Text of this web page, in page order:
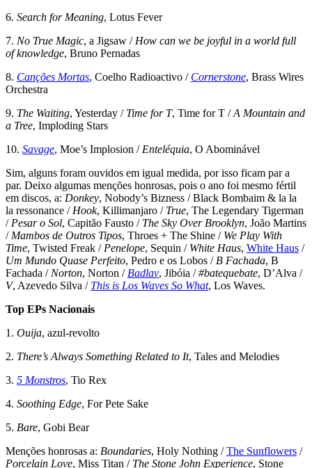
6. Search for Meaning, Lotus Fever
7. No True Magic, a Jigsaw / How can we be joyful in a world full
of knowledge, Bruno Pernadas
8. Canções Mortas, Coelho Radioactivo / Cornerstone, Brass Wires
Orchestra
9. The Waiting, Yesterday / Time for T, Time for T /A Mountain and
a Tree, Imploding Stars
10. Savage, Moe’s Implosion / Enteléquia, O Abominável
Sim, alguns foram ouvidos em igual medida, por isso ficam par a
par. Deixo algumas menções honrosas, pois o ano foi mesmo fértil
em discos, a: Donkey, Nobody’s Bizness / Black Bombaim & la la
la ressonance / Hook, Killimanjaro / True, The Legendary Tigerman
/ Pesar o Sol, Capitão Fausto / The Sky Over Brooklyn, João Martins
/ Mambos de Outros Tipos, Throes + The Shine / We Play With
Time, Twisted Freak / Penelope, Sequin / White Haus, White Haus /
Um Mundo Quase Perfeito, Pedro e os Lobos / B Fachada, B
Fachada / Norton, Norton / Badlav, Jibóia /#batequebate, D’Alva /
V, Azevedo Silva / This is Los Waves So What, Los Waves.
Top EPs Nacionais
1. Ouija, azul-revolto
2. There’s Always Something Related to It, Tales and Melodies
3. 5 Monstros, Tio Rex
4. Soothing Edge, For Pete Sake
5. Bare, Gobi Bear
Menções honrosas a: Boundaries, Holy Nothing /The Sunflowers /
Porcelain Love, Miss Titan / The Stone John Experience, Stone